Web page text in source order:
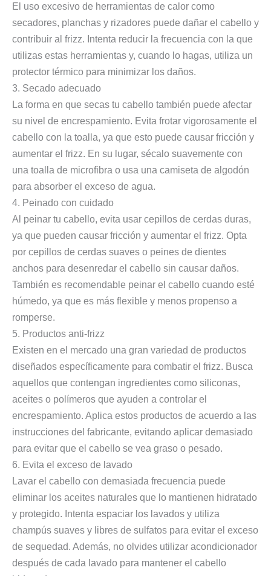
El uso excesivo de herramientas de calor como
secadores, planchas y rizadores puede dañar el cabello y
contribuir al frizz. Intenta reducir la frecuencia con la que
utilizas estas herramientas y, cuando lo hagas, utiliza un
protector térmico para minimizar los daños.
3. Secado adecuado
La forma en que secas tu cabello también puede afectar
su nivel de encrespamiento. Evita frotar vigorosamente el
cabello con la toalla, ya que esto puede causar fricción y
aumentar el frizz. En su lugar, sécalo suavemente con
una toalla de microfibra o usa una camiseta de algodón
para absorber el exceso de agua.
4. Peinado con cuidado
Al peinar tu cabello, evita usar cepillos de cerdas duras,
ya que pueden causar fricción y aumentar el frizz. Opta
por cepillos de cerdas suaves o peines de dientes
anchos para desenredar el cabello sin causar daños.
También es recomendable peinar el cabello cuando esté
húmedo, ya que es más flexible y menos propenso a
romperse.
5. Productos anti-frizz
Existen en el mercado una gran variedad de productos
diseñados específicamente para combatir el frizz. Busca
aquellos que contengan ingredientes como siliconas,
aceites o polímeros que ayuden a controlar el
encrespamiento. Aplica estos productos de acuerdo a las
instrucciones del fabricante, evitando aplicar demasiado
para evitar que el cabello se vea graso o pesado.
6. Evita el exceso de lavado
Lavar el cabello con demasiada frecuencia puede
eliminar los aceites naturales que lo mantienen hidratado
y protegido. Intenta espaciar los lavados y utiliza
champús suaves y libres de sulfatos para evitar el exceso
de sequedad. Además, no olvides utilizar acondicionador
después de cada lavado para mantener el cabello